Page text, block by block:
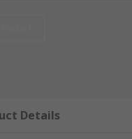
task lighting,
Details